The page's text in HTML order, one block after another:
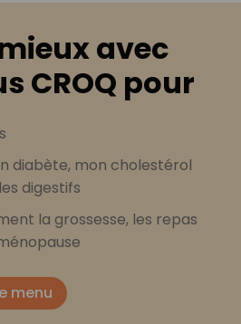
avec
CROQ pour
diabète, mon cholestérol
digestifs
la grossesse, les repas
menu